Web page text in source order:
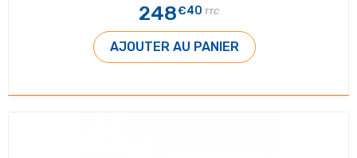
248€40 TTC
AJOUTER AU PANIER